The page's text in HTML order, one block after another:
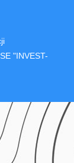
"INVEST-